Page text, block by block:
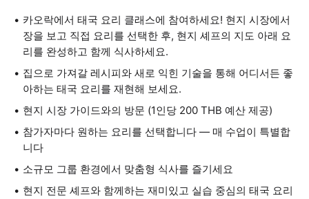
카오락에서 태국 요리 클래스에 참여하세요! 현지 시장에서
장을 보고 직접 요리를 선택한 후, 현지 셰프의 지도 아래 요
리를 완성하고 함께 식사하세요.
집으로 가져갈 레시피와 새로 익힌 기술을 통해 어디서든 좋
아하는 태국 요리를 재현해 보세요.
현지 시장 가이드와의 방문 (1인당 200 THB 예산 제공)
참가자마다 원하는 요리를 선택합니다 — 매 수업이 특별합
니다
소규모 그룹 환경에서 맞춤형 식사를 즐기세요
현지 전문 셰프와 함께하는 재미있고 실습 중심의 태국 요리